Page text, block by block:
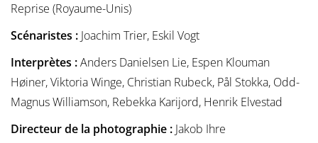
Reprise (Royaume-Unis)
Scénaristes : Joachim Trier, Eskil Vogt
Interprètes :Anders Danielsen Lie, Espen Klouman
Høiner, Viktoria Winge, Christian Rubeck, Pål Stokka, Odd-
Magnus Williamson, Rebekka Karijord, Henrik Elvestad
Directeur de la photographie : Jakob Ihre